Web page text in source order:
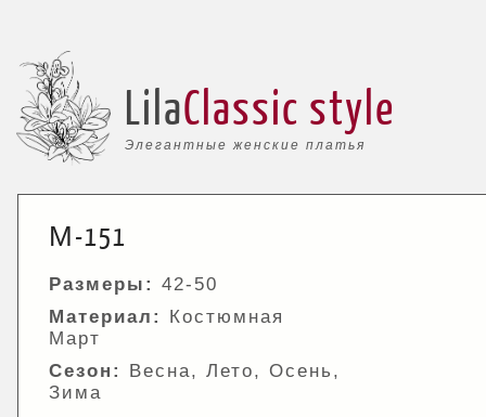
Элегантные женские платья
LilaClassic style
М-151
Размеры: 42-50
Материал:
Костюмная
Март
Сезон:
Весна, Лето, Осень,
Зима